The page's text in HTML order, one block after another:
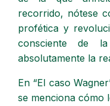
recorrido, nótese
profética y
consciente de
absolutamente la
En “El caso
se menciona cómo